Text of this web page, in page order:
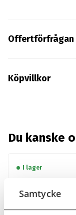
Samtycke
Offertförfrågan
Köpvillkor
Du kanske
I lager